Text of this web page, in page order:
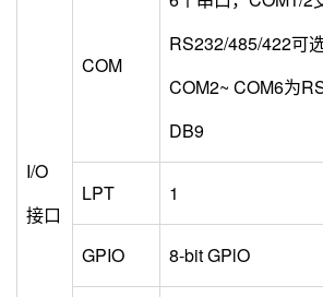
I/O
接口
COM
RS232/485/422可
COM2~ COM6为
DB9
LPT 1
GPIO 8-bit GPlO